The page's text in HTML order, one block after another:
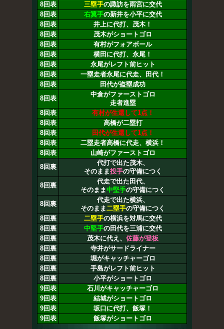
8回表
三塁手の諏訪を雨宮に交代
8回表
右翼手の新井を小平に交代
8回表
井上に代打、茂木！
8回表
茂木がショートゴロ
8回表
有村がフォアボール
8回表
横田に代打、永尾！
8回表
永尾がレフト前ヒット
8回表
一塁走者永尾に代走、田代！
8回表
田代が盗塁成功
8回表
中倉がファーストゴロ
走者進塁
8回表
有村が生還して1点！
8回表
高橋が二塁打
8回表
田代が生還して1点！
8回表
二塁走者高橋に代走、横浜！
8回表
山崎がファーストゴロ
8回裏
代打で出た茂木、
そのまま投手の守備につく
8回裏
代走で出た田代、
そのまま中堅手の守備につく
8回裏
代走で出た横浜、
そのまま二塁手の守備につく
8回裏
二塁手の横浜を対馬に交代
8回裏
中堅手の田代を三浦に交代
8回裏
茂木に代え、 佐藤が登板
8回裏
寺井がサードライナー
8回裏
堀がキャッチャーゴロ
8回裏
手島がレフト前ヒット
8回裏
小平がショートゴロ
9回表
石川がキャッチャーゴロ
9回表
結城がショートゴロ
9回表
坂口に代打、飯塚！
9回表
飯塚がショートゴロ